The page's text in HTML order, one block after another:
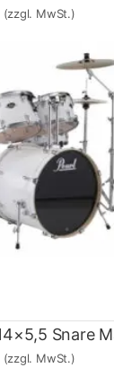
(zzgl. MwSt.)
(zzgl. MwSt.)